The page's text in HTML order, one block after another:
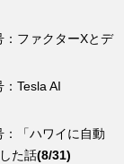
「ハワイに自動
た話(8/31)
Tesla AI
ファクターXとデ